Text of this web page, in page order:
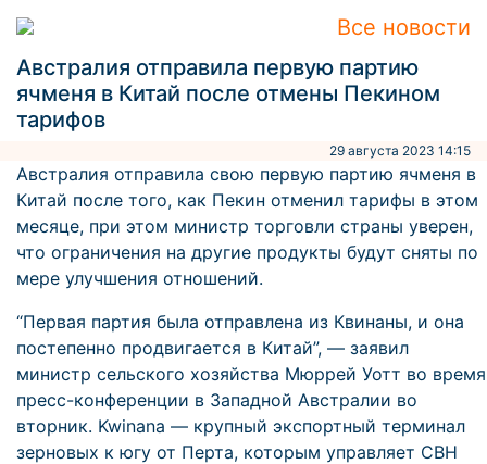
Все новости
Австралия отправила первую партию
ячменя в Китай после отмены Пекином
тарифов
29 августа 2023 14:15
Австралия отправила свою первую партию ячменя в
Китай после того, как Пекин отменил тарифы в этом
месяце, при этом министр торговли страны уверен,
что ограничения на другие продукты будут сняты по
мере улучшения отношений.
“Первая партия была отправлена из Квинаны, и она
постепенно продвигается в Китай”, — заявил
министр сельского хозяйства Мюррей Уотт во время
пресс-конференции в Западной Австралии во
вторник. Kwinana — крупный экспортный терминал
зерновых к югу от Перта, которым управляет CBH